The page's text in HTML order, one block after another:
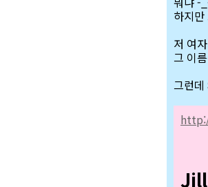
하지
저 여
그 이
그런